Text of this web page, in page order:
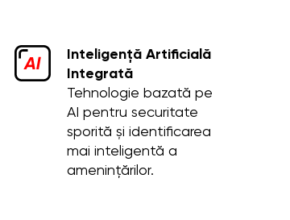
Inteligență Artificială
Integrată
Tehnologie bazată pe
AI pentru securitate
sporită și identificarea
mai inteligentă a
amenințărilor.